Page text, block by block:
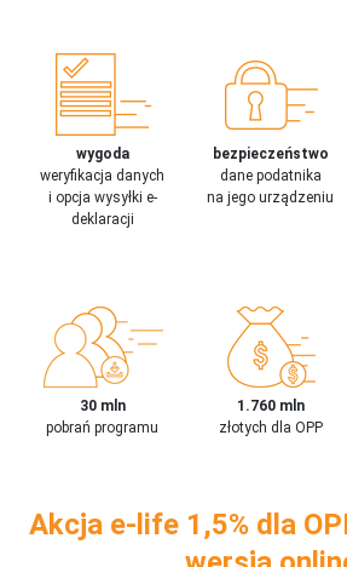
wygoda
weryfikacja danych
i opcja wysyłki e-
deklaracji
bezpieczeństwo
dane podatnika
na jego urządzeniu
30 mln
pobrań programu
1.760 mln
złotych dla OPP
Akcja e-life 1,5% dla